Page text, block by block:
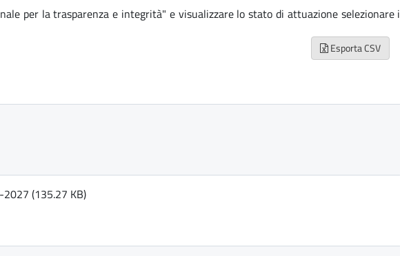
per la trasparenza e integrità" e visualizzare lo stato di attuazione selezionare i
Esporta CSV
2027 (135.27 KB)